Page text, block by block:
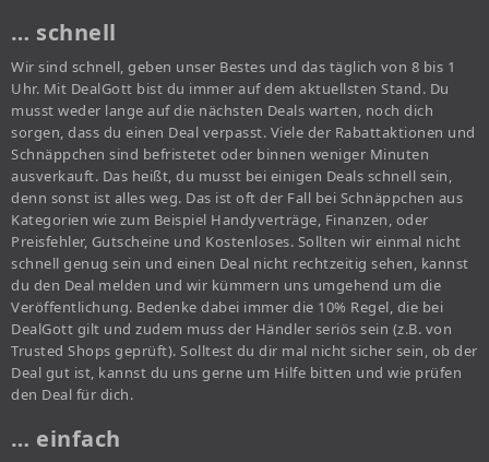
… schnell
Wir sind schnell, geben unser Bestes und das täglich von 8 bis 1
Uhr. Mit DealGott bist du immer auf dem aktuellsten Stand. Du
musst weder lange auf die nächsten Deals warten, noch dich
sorgen, dass du einen Deal verpasst. Viele der Rabattaktionen und
Schnäppchen sind befristetet oder binnen weniger Minuten
ausverkauft. Das heißt, du musst bei einigen Deals schnell sein,
denn sonst ist alles weg. Das ist oft der Fall bei Schnäppchen aus
Kategorien wie zum Beispiel Handyverträge, Finanzen, oder
Preisfehler, Gutscheine und Kostenloses. Sollten wir einmal nicht
schnell genug sein und einen Deal nicht rechtzeitig sehen, kannst
du den Deal melden und wir kümmern uns umgehend um die
Veröffentlichung. Bedenke dabei immer die 10% Regel, die bei
DealGott gilt und zudem muss der Händler seriös sein (z.B. von
Trusted Shops geprüft). Solltest du dir mal nicht sicher sein, ob der
Deal gut ist, kannst du uns gerne um Hilfe bitten und wie prüfen
den Deal für dich.
… einfach